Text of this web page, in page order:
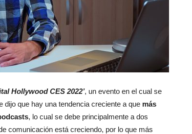
Hollywood CES 2022’, un evento en el cual se
dijo que hay una tendencia creciente a que más
, lo cual se debe principalmente a dos
comunicación está creciendo, por lo que más